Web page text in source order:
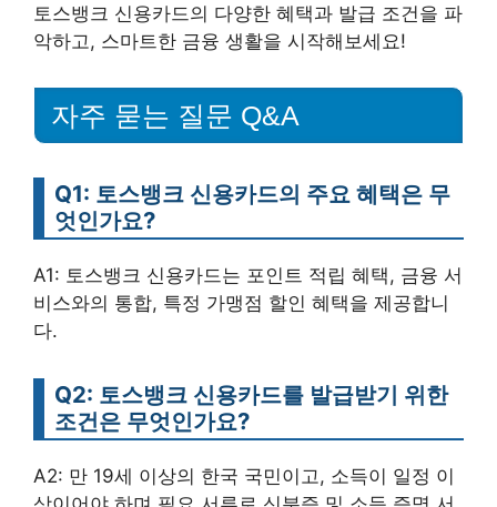
토스뱅크 신용카드의 다양한 혜택과 발급 조건을 파
악하고, 스마트한 금융 생활을 시작해보세요!
자주 묻는 질문 Q&A
Q1: 토스뱅크 신용카드의 주요 혜택은 무
엇인가요?
A1: 토스뱅크 신용카드는 포인트 적립 혜택, 금융 서
비스와의 통합, 특정 가맹점 할인 혜택을 제공합니
다.
Q2: 토스뱅크 신용카드를 발급받기 위한
조건은 무엇인가요?
A2: 만 19세 이상의 한국 국민이고, 소득이 일정 이